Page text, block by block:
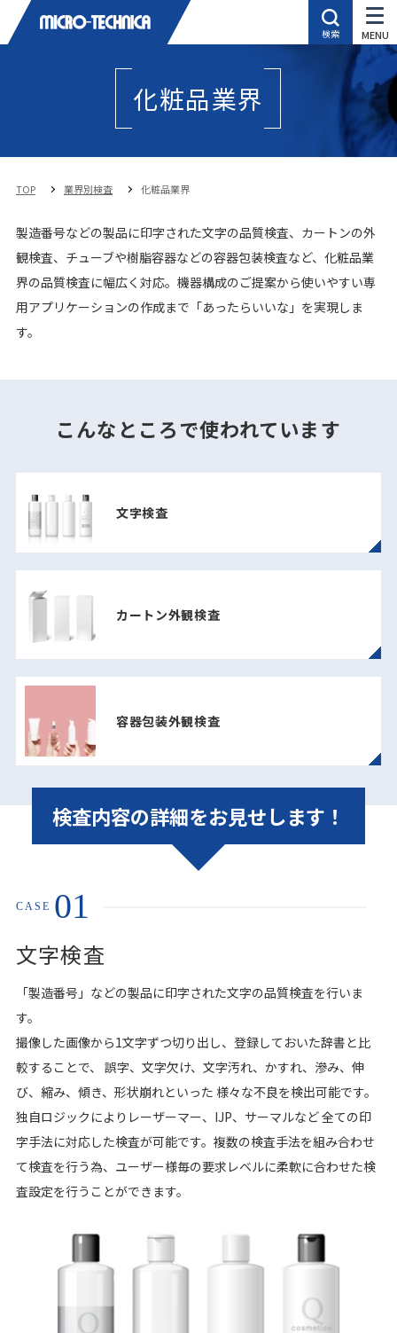
化粧品業界
TOP 業界別検査 化粧品業界
製造番号などの製品に印字された文字の品質検査、カートンの外
観検査、チューブや樹脂容器などの容器包装検査など、化粧品業
界の品質検査に幅広く対応。機器構成のご提案から使いやすい専
用アプリケーションの作成まで「あったらいいな」を実現しま
す。
こんなところで使われています
文字検査
カートン外観検査
容器包装外観検査
検査内容の詳細をお見せします！
CASE 01
文字検査
「製造番号」などの製品に印字された文字の品質検査を行いま
す。
撮像した画像から1文字ずつ切り出し、登録しておいた辞書と比
較することで、 誤字、文字欠け、文字汚れ、かすれ、滲み、伸
び、縮み、傾き、形状崩れといった 様々な不良を検出可能です。
独自ロジックによりレーザーマー、IJP、サーマルなど 全ての印
字手法に対応した検査が可能です。複数の検査手法を組み合わせ
て検査を行う為、ユーザー様毎の要求レベルに柔軟に合わせた検
査設定を行うことができます。